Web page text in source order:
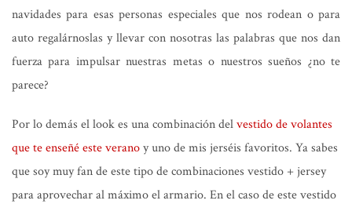
navidades para esas personas especiales que nos rodean o para
auto regalárnoslas y llevar con nosotras las palabras que nos dan
fuerza para impulsar nuestras metas o nuestros sueños ¿no te
parece?
Por lo demás el look es una combinación delvestido de volantes
que te enseñé este veranoy uno de mis jerséis favoritos. Ya sabes
que soy muy fan de este tipo de combinaciones vestido + jersey
para aprovechar al máximo el armario. En el caso de este vestido